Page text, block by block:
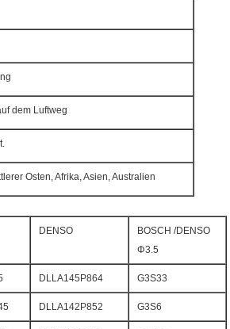
dem Luftweg
Osten, Afrika, Asien, Australien
DENSO
BOSCH /DENSO
Φ3.5
DLLA145P864 G3S33
DLLA142P852 G3S6